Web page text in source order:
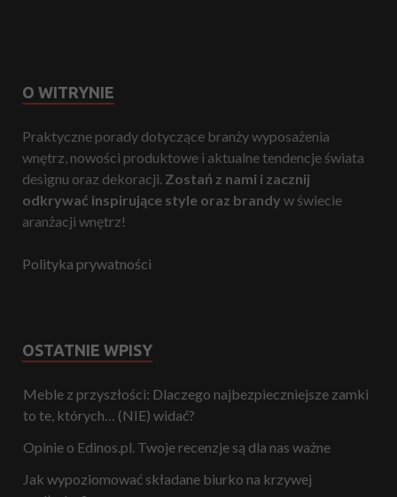
O WITRYNIE
Praktyczne porady dotyczące branży wyposażenia
wnętrz, nowości produktowe i aktualne tendencje świata
designu oraz dekoracji. Zostań z nami i zacznij
odkrywać inspirujące style oraz brandy w świecie
aranżacji wnętrz!
Polityka prywatności
OSTATNIE WPISY
Meble z przyszłości: Dlaczego najbezpieczniejsze zamki
to te, których… (NIE) widać?
Opinie o Edinos.pl. Twoje recenzje są dla nas ważne
Jak wypoziomować składane biurko na krzywej